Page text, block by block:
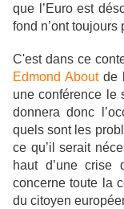
que l’Euro est
fond n’ont toujours
C'est dans ce
Edmond Aboutde
une conférence le
donnera donc
quels sont les
ce qu’il serait
haut d’une
concerne toute la
du citoyen